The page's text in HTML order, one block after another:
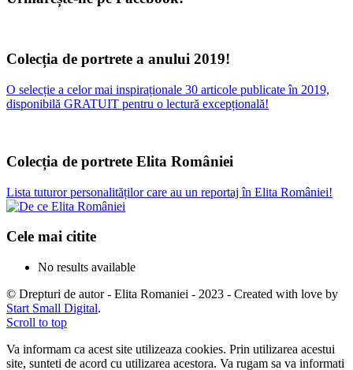
Colecția de portrete a anului 2019!
O selecție a celor mai inspiraționale 30 articole publicate în 2019,
disponibilă GRATUIT pentru o lectură excepțională!
Colecția de portrete Elita României
Lista tuturor personalităților care au un reportaj în Elita României!
Cele mai citite
No results available
© Drepturi de autor - Elita Romaniei - 2023 - Created with love by
Start Small Digital.
Scroll to top
Va informam ca acest site utilizeaza cookies. Prin utilizarea acestui
site, sunteti de acord cu utilizarea acestora. Va rugam sa va informati